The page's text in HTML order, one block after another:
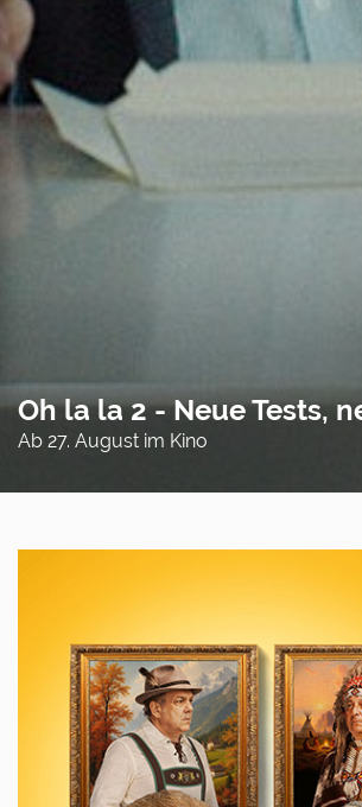
Oh la la 2 - Neue Tests,
Ab 27. August im Kino